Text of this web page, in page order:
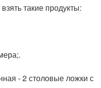
такие продукты:
- 2 столовые ложки с